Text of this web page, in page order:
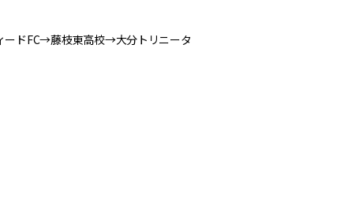
ドFC→藤枝東高校→大分トリニータ